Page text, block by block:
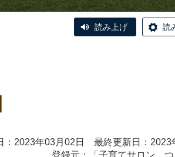
読み上げ 読
：2023年03月02日 最終更新日：2023